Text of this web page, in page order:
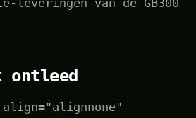
ontleed